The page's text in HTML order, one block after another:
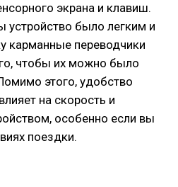
экрана и клавиш.
устройство было легким и
карманные переводчики
чтобы их можно было
этого, удобство
на скорость и
особенно если вы
поездки.